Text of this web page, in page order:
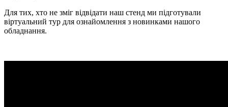
Для тих, хто не зміг відвідати наш стенд ми підготували
віртуальний тур для ознайомлення з новинками нашого
обладнання.